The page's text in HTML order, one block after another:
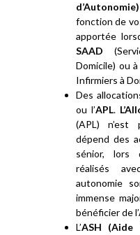
d’Autonomie)
fonction de
apportée
SAAD
Domicile) ou
Infirmiers à
Des
ou l’APL.
(APL)
dépend des
sénior, lors
réalisés
autonomie
immense
bénéficier de
L’ASH (Aide